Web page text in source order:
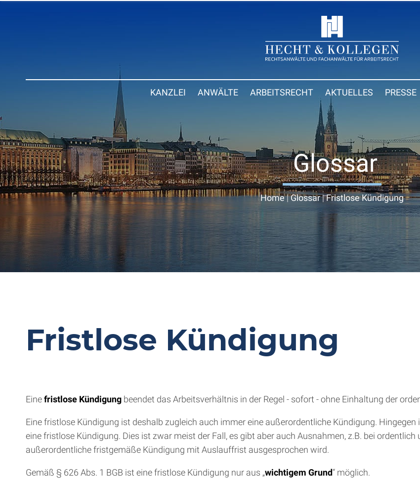
KANZLEI ANWÄLTE ARBEITSRECHT AKTUELLES PRESSE
Glossar
Home|Glossar|Fristlose Kündigung
Fristlose Kündigung
Einefristlose Kündigung beendet das Arbeitsverhältnis in der Regel - sofort - ohne Einhaltung der
Eine fristlose Kündigung ist deshalb zugleich auch immer eine außerordentliche Kündigung.
eine fristlose Kündigung. Dies ist zwar meist der Fall, es gibt aber auch Ausnahmen, z.B. bei
außerordentliche fristgemäße Kündigung mit Auslauffrist ausgesprochen wird.
Gemäß § 626 Abs. 1 BGB ist eine fristlose Kündigung nur aus „wichtigem Grund“ möglich.